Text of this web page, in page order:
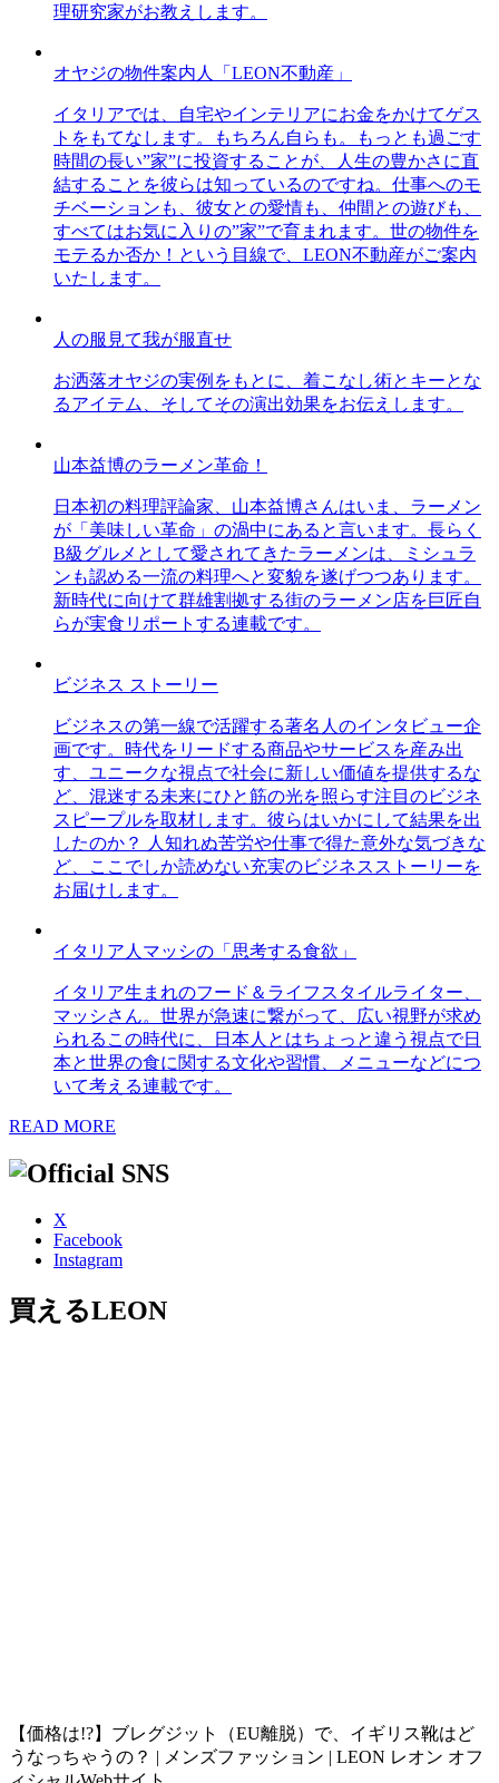
理研究家がお教えします。
オヤジの物件案内人「LEON不動産」
イタリアでは、自宅やインテリアにお金をかけてゲス
トをもてなします。もちろん自らも。もっとも過ごす
時間の長い”家”に投資することが、人生の豊かさに直
結することを彼らは知っているのですね。仕事へのモ
チベーションも、彼女との愛情も、仲間との遊びも、
すべてはお気に入りの”家”で育まれます。世の物件を
モテるか否か！という目線で、LEON不動産がご案内
いたします。
人の服見て我が服直せ
お洒落オヤジの実例をもとに、着こなし術とキーとな
るアイテム、そしてその演出効果をお伝えします。
山本益博のラーメン革命！
日本初の料理評論家、山本益博さんはいま、ラーメン
が「美味しい革命」の渦中にあると言います。長らく
B級グルメとして愛されてきたラーメンは、ミシュラ
ンも認める一流の料理へと変貌を遂げつつあります。
新時代に向けて群雄割拠する街のラーメン店を巨匠自
らが実食リポートする連載です。
ビジネス ストーリー
ビジネスの第一線で活躍する著名人のインタビュー企
画です。時代をリードする商品やサービスを産み出
す、ユニークな視点で社会に新しい価値を提供するな
ど、混迷する未来にひと筋の光を照らす注目のビジネ
スピープルを取材します。彼らはいかにして結果を出
したのか？ 人知れぬ苦労や仕事で得た意外な気づきな
ど、ここでしか読めない充実のビジネスストーリーを
お届けします。
イタリア人マッシの「思考する食欲」
イタリア生まれのフード＆ライフスタイルライター、
マッシさん。世界が急速に繋がって、広い視野が求め
られるこの時代に、日本人とはちょっと違う視点で日
本と世界の食に関する文化や習慣、メニューなどにつ
いて考える連載です。
READ MORE
X
Facebook
Instagram
買えるLEON
【価格は!?】ブレグジット（EU離脱）で、イギリス靴はど
うなっちゃうの？ | メンズファッション | LEON レオン オフ